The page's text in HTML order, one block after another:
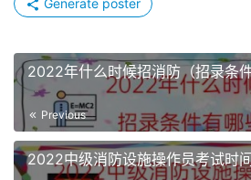
4、录入、检查并保存报名信息：报
级别和专业对应的科目名称，前面
的报考科目（成绩有效期为一年的无
报考人员在填报信息时，姓名、身
自动调用用户注册信息，填报的信
Generate poster
2022年什么时候招消防（招录条
Previous
2022中级消防设施操作员考试时